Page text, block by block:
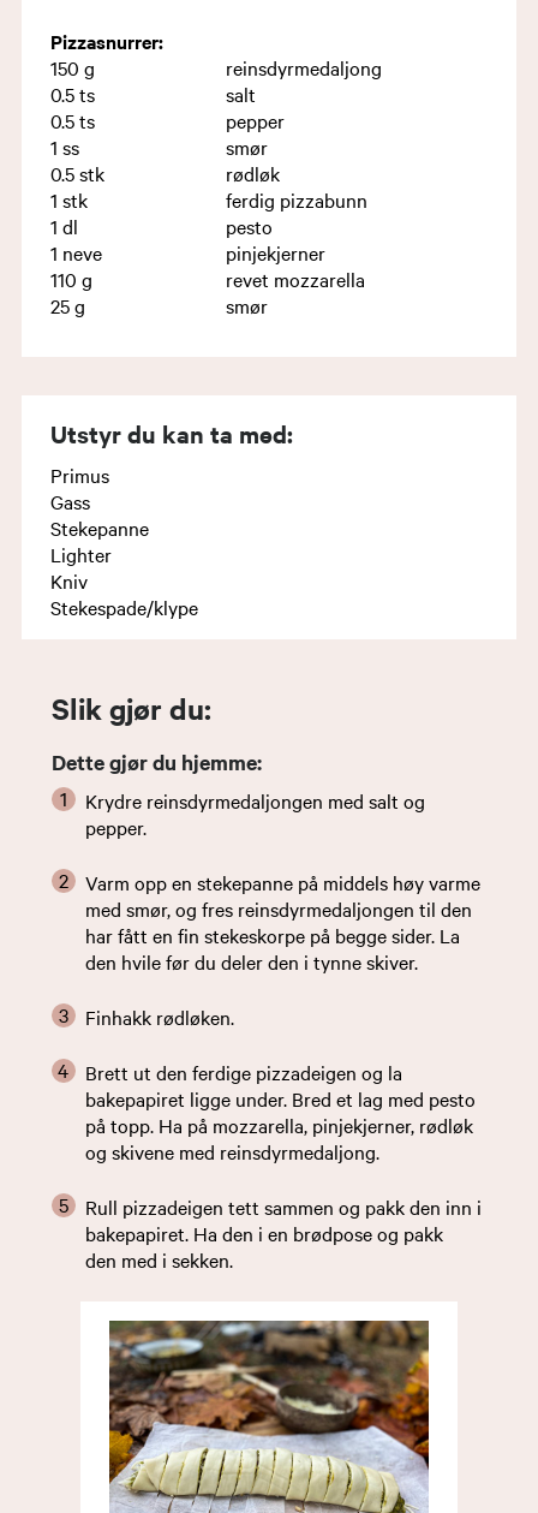
Pizzasnurrer:
150 g
reinsdyrmedaljong
0.5ts
salt
0.5ts
pepper
1 ss
smør
0.5stk
rødløk
1 stk
ferdig pizzabunn
1 dl
pesto
1 neve
pinjekjerner
110 g
revet mozzarella
25g smør
Utstyr du kan ta med:
Primus
Gass
Stekepanne
Lighter
Kniv
Stekespade/klype
Slik gjør du:
Dette gjør du hjemme:
Krydre reinsdyrmedaljongen med salt og
pepper.
Varm opp en stekepanne på middels høy varme
med smør, og fres reinsdyrmedaljongen til den
har fått en fin stekeskorpe på begge sider. La
den hvile før du deler den i tynne skiver.
Finhakk rødløken.
Brett ut den ferdige pizzadeigen og la
bakepapiret ligge under. Bred et lag med pesto
på topp. Ha på mozzarella, pinjekjerner, rødløk
og skivene med reinsdyrmedaljong.
Rull pizzadeigen tett sammen og pakk den inn i
bakepapiret. Ha den i en brødpose og pakk
den med i sekken.